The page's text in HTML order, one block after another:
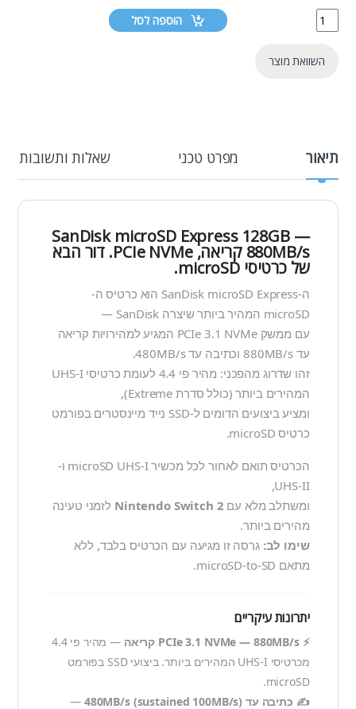
הוספה לסל
השוואת מוצר
תיאור מפרט טכני שאלות ותשובות
SanDisk microSD Express 128GB —
880MB/s קריאה, PCIe NVMe. דור הבא
של כרטיסי microSD.
ה-SanDisk microSD Express הוא כרטיס ה-
microSD המהיר ביותר שיצרה SanDisk —
עם ממשק PCIe 3.1 NVMe המגיע למהירויות קריאה
עד 880MB/s וכתיבה עד 480MB/s.
זהו שדרוג מהפכני: מהיר פי 4.4 לעומת כרטיסי UHS-I
המהירים ביותר (כולל סדרת Extreme),
ומציע ביצועים הדומים ל-SSD נייד מיינסטרים בפורמט
כרטיס microSD.
הכרטיס תואם לאחור לכל מכשיר microSD UHS-I ו-
UHS-II,
ומשתלב מלא עם Nintendo Switch 2 לזמני טעינה
מהירים ביותר.
שימו לב: גרסה זו מגיעה עם הכרטיס בלבד, ללא
מתאם microSD-to-SD.
יתרונות עיקריים
⚡ PCIe 3.1 NVMe — 880MB/s קריאה
— מהיר פי 4.4
מכרטיסי UHS-I המהירים ביותר. ביצועי SSD בפורמט
microSD.
✍️ כתיבה עד 480MB/s (sustained 100MB/s)
—